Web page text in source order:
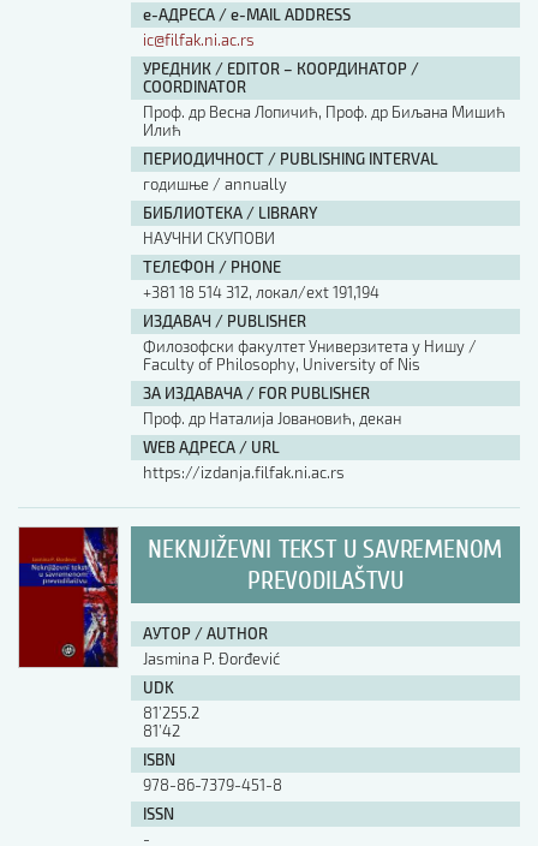
е-АДРЕСА / e-MAIL ADDRESS
ic@filfak.ni.ac.rs
УРЕДНИК / EDITOR – КООРДИНАТОР /
COORDINATOR
Проф. др Весна Лопичић, Проф. др Биљана Мишић
Илић
ПЕРИОДИЧНОСТ / PUBLISHING INTERVAL
годишње / annually
БИБЛИОТЕКА / LIBRARY
НАУЧНИ СКУПОВИ
ТЕЛЕФОН / PHONE
+381 18 514 312, локал/ext 191,194
ИЗДАВАЧ / PUBLISHER
Филозофски факултет Универзитета у Нишу /
Faculty of Philosophy, University of Nis
ЗА ИЗДАВАЧА / FOR PUBLISHER
Проф. др Наталија Јовановић, декан
WEB АДРЕСА / URL
https://izdanja.filfak.ni.ac.rs
NEKNJIŽEVNI TEKST U SAVREMENOM
PREVODILAŠTVU
АУТОР / AUTHOR
Jasmina P. Đorđević
UDK
81’255.2
81’42
ISBN
978-86-7379-451-8
ISSN
-